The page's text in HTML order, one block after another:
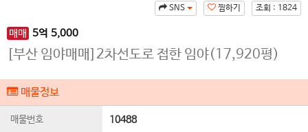
조회 : 1824
찜하기
SNS
매매 5억 5,000
[부산 임야매매]2차선도로 접한 임야(17,920평)
매물정보
매물번호 10488